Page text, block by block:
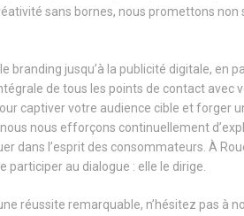
sans bornes, nous promettons non
branding jusqu’à la publicité digitale, en
de tous les points de contact avec
captiver votre audience cible et forger
nous efforçons continuellement
dans l’esprit des consommateurs. À
au dialogue : elle le dirige.
réussite remarquable, n’hésitez pas à